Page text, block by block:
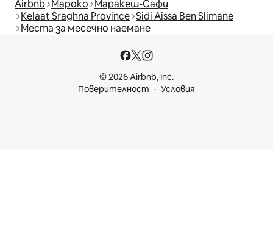
Airbnb Мароко
Маракеш-Сафи
Kelaat Sraghna Province Sidi Aissa Ben Slimane
Места за месечно наемане
© 2026 Airbnb, Inc.
Поверителност
Условия